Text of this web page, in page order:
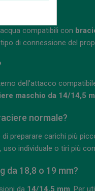
compatibili con
di connessione del
dell'attacco
maschio da 14/14,5
normale?
di preparare carichi più
individuale o tiri più
da 18,8 o 19 mm?